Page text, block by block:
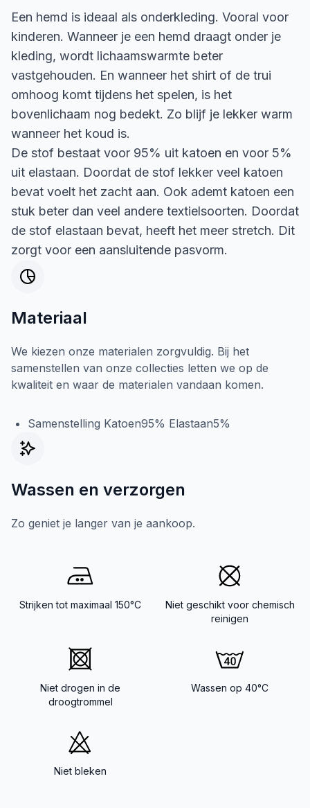
Een hemd is ideaal als onderkleding. Vooral voor
kinderen. Wanneer je een hemd draagt onder je
kleding, wordt lichaamswarmte beter
vastgehouden. En wanneer het shirt of de trui
omhoog komt tijdens het spelen, is het
bovenlichaam nog bedekt. Zo blijf je lekker warm
wanneer het koud is.
De stof bestaat voor 95% uit katoen en voor 5%
uit elastaan. Doordat de stof lekker veel katoen
bevat voelt het zacht aan. Ook ademt katoen een
stuk beter dan veel andere textielsoorten. Doordat
de stof elastaan bevat, heeft het meer stretch. Dit
zorgt voor een aansluitende pasvorm.
Materiaal
We kiezen onze materialen zorgvuldig. Bij het
samenstellen van onze collecties letten we op de
kwaliteit en waar de materialen vandaan komen.
Samenstelling Katoen95% Elastaan5%
Wassen en verzorgen
Zo geniet je langer van je aankoop.
Strijken tot maximaal 150°C
Niet geschikt voor chemisch
reinigen
Niet drogen in de
droogtrommel
Wassen op 40°C
Niet bleken